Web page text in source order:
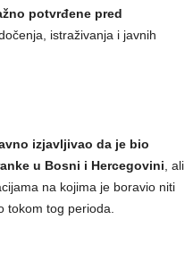
potvrđene pred
istraživanja i javnih
izjavljivao da je bio
u Bosni i Hercegovini , ali
na kojima je boravio niti
tokom tog perioda.